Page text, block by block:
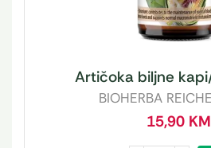
Artičoka biljne
BIOHERBA
15,90 KM